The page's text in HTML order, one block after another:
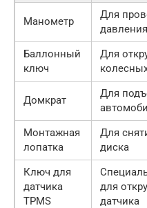
Манометр
Для
Баллонный
ключ
Для
Домкрат
Для
Монтажная
лопатка
Для
диска
Ключ для
датчика
TPMS
для
датчика